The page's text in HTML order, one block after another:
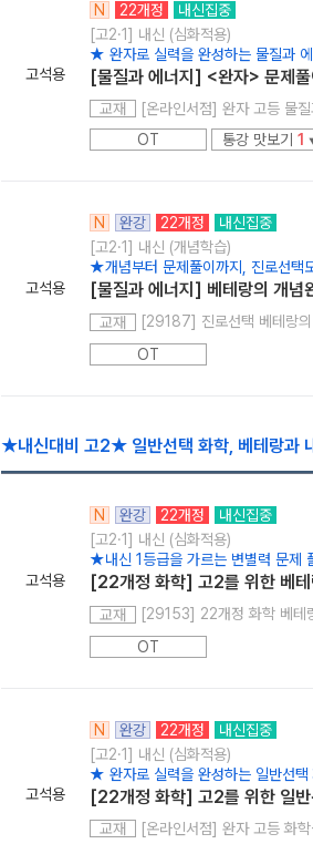
고석용
N 22개정
내신집중
[고2·1] 내신 (심화적용)
★ 완자로 실력을 완성하는 물질과
[물질과 에너지] <완자> 문제
교재
OT
통강 맛보기 1
고석용
N 완강 22개정
내신집중
[고2·1] 내신 (개념학습)
★개념부터 문제풀이까지, 진로선택
[물질과 에너지] 베테랑의 개념
교재
OT
★내신대비 고2★ 일반선택 화학, 베테랑과
고석용
N 완강 22개정
내신집중
[고2·1] 내신 (심화적용)
★내신 1등급을 가르는 변별력 문제
[22개정 화학] 고2를 위한 베
교재 [29153] 22개정 화학 베테
OT
고석용
N 완강 22개정
내신집중
[고2·1] 내신 (심화적용)
★ 완자로 실력을 완성하는 일반선
[22개정 화학] 고2를 위한 일반
교재
[온라인서점] 완자 고등 화